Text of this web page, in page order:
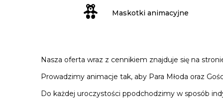
Maskotki animacyjne
Nasza oferta wraz z cennikiem znajduje się na
Prowadzimy animacje tak, aby Para Młoda oraz
Do każdej uroczystości ppodchodzimy w sposób